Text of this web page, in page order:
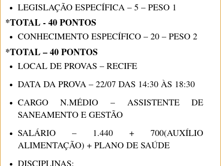
LEGISLAÇÃO ESPECÍFICA – 5 – PESO 1
*TOTAL - 40 PONTOS
CONHECIMENTO ESPECÍFICO – 20 – PESO 2
*TOTAL – 40 PONTOS
LOCAL DE PROVAS – RECIFE
DATA DA PROVA – 22/07 DAS 14:30 ÀS 18:30
CARGO N.MÉDIO – ASSISTENTE DE
SANEAMENTO E GESTÃO
SALÁRIO – 1.440 + 700(AUXÍLIO
ALIMENTAÇÃO) + PLANO DE SAÚDE
DISCIPLINAS: